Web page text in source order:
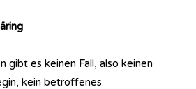
gibt es keinen Fall, also keinen
kein betroffenes